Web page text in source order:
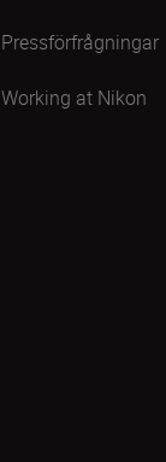
Pressförfrågningar
Working at Nikon